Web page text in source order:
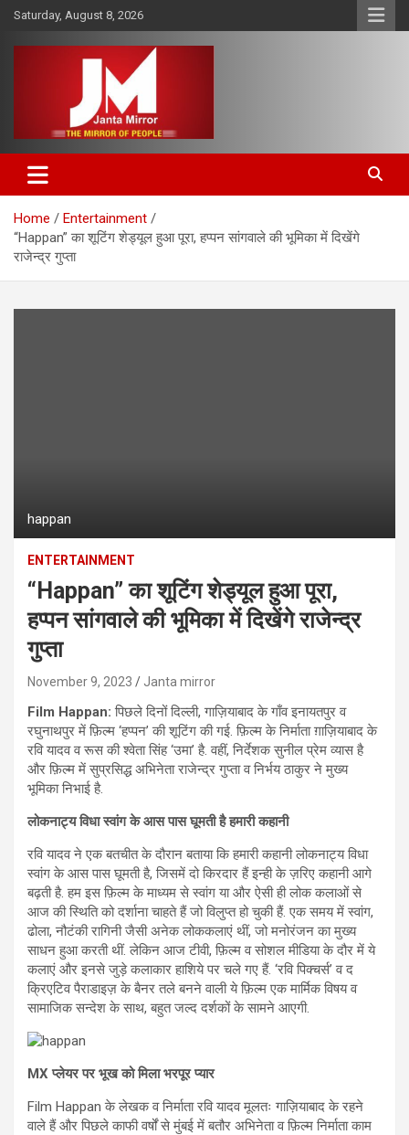
Skip
content
Saturday, August 8, 2026
Janta Mirror
Home
Entertainment
“Happan” का शूटिंग शेड्यूल हुआ पूरा, हप्पन सांगवाले की भूमिका में दिखेंगे
राजेन्द्र गुप्ता
happan
ENTERTAINMENT
“Happan” का शूटिंग शेड्यूल हुआ पूरा,
हप्पन सांगवाले की भूमिका में दिखेंगे राजेन्द्र
गुप्ता
November 9, 2023 Janta mirror
Film Happan: पिछले दिनों दिल्ली, गाज़ियाबाद के गाँव इनायतपुर व
रघुनाथपुर में फ़िल्म ‘हप्पन’ की शूटिंग की गई. फ़िल्म के निर्माता ग़ाज़ियाबाद के
रवि यादव व रूस की श्वेता सिंह ‘उमा’ है. वहीं, निर्देशक सुनील प्रेम व्यास है
और फ़िल्म में सुप्रसिद्ध अभिनेता राजेन्द्र गुप्ता व निर्भय ठाकुर ने मुख्य
भूमिका निभाई है.
लोकनाट्य विधा स्वांग के आस पास घूमती है हमारी कहानी
रवि यादव ने एक बतचीत के दौरान बताया कि हमारी कहानी लोकनाट्य विधा
स्वांग के आस पास घूमती है, जिसमें दो किरदार हैं इन्ही के ज़रिए कहानी आगे
बढ़ती है. हम इस फ़िल्म के माध्यम से स्वांग या और ऐसी ही लोक कलाओं से
आज की स्थिति को दर्शाना चाहते हैं जो विलुप्त हो चुकी हैं. एक समय में स्वांग,
ढोला, नौटंकी रागिनी जैसी अनेक लोककलाएं थीं, जो मनोरंजन का मुख्य
साधन हुआ करती थीं. लेकिन आज टीवी, फ़िल्म व सोशल मीडिया के दौर में ये
कलाएं और इनसे जुड़े कलाकार हाशिये पर चले गए हैं. ‘रवि पिक्चर्स’ व द
क्रिएटिव पैराडाइज़ के बैनर तले बनने वाली ये फ़िल्म एक मार्मिक विषय व
सामाजिक सन्देश के साथ, बहुत जल्द दर्शकों के सामने आएगी.
MXप्लेयर पर भूख को मिला भरपूर प्‍यार
Film Happan के लेखक व निर्माता रवि यादव मूलतः गाज़ियाबाद के रहने
वाले हैं और पिछले काफी वर्षों से मुंबई में बतौर अभिनेता व फ़िल्म निर्माता काम